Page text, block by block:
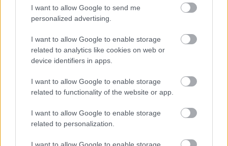
I want to allow Google to send me
personalized advertising.
I want to allow Google to enable storage
related to analytics like cookies on web or
device identifiers in apps.
I want to allow Google to enable storage
related to functionality of the website or app.
I want to allow Google to enable storage
related to personalization.
I want to allow Google to enable storage
Ελαστικά & Καλοκαίρι: Πώς να ελέγξετε τα λάστιχα